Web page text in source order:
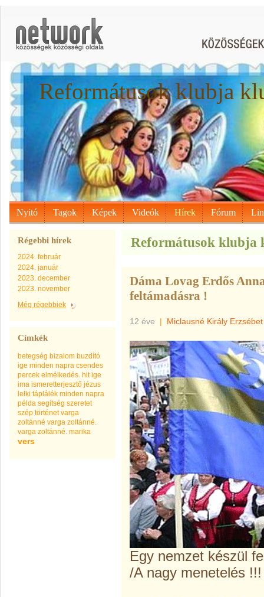
Reformátusok klubja
Nyitó Tagok Képek Videók Hírek Fórum
Régebbi hírek
2024. február
2024. január
2023. december
2023. november
Még régebbiek
Címkék
betegség bizalom buzdító
ige minden napra csendes
percek elmélkedés. hit ige
ima ismeretterjesztő jézus
lelki táplálék minden napra
példa segítség szeretet
szép történet varga
zoltánné varga zoltánné.
varga zoltánné. marika
vers
Reformátusok klubja
Dáma Lovag Erdős
feltámadásra !
12 éve | Miclausné Király Erzsébet
Egy nemzet készül
/A nagy menetelés